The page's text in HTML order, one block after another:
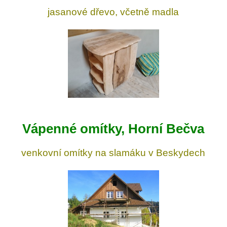
jasanové dřevo, včetně madla
Vápenné omítky, Horní Bečva
venkovní omítky na slamáku v Beskydech